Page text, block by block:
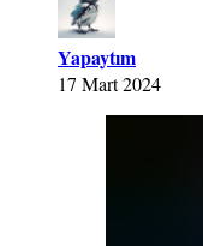
Yapaytım
17 Mart 2024